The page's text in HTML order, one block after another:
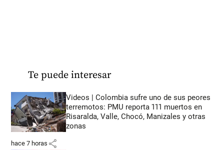
Te puede interesar
Videos | Colombia sufre uno de sus peores
terremotos: PMU reporta 111 muertos en
Risaralda, Valle, Chocó, Manizales y otras
zonas
hace 7 horas share